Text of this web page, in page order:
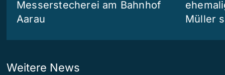
Messerstecherei am Bahnhof
Aarau
Müller
Weitere News